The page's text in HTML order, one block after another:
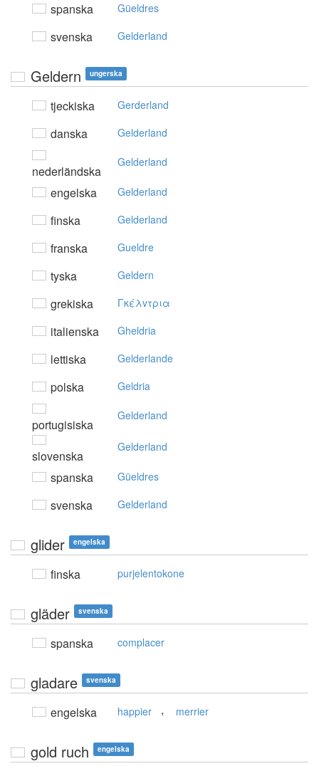
spanska Güeldres
svenska Gelderland
Geldern ungerska
tjeckiska Gerderland
danska Gelderland
nederländska
Gelderland
engelska Gelderland
finska Gelderland
franska Gueldre
tyska Geldern
grekiska Γκέλvτρια
italienska Gheldria
lettiska Gelderlande
polska Geldria
portugisiska
Gelderland
slovenska
Gelderland
spanska Güeldres
svenska Gelderland
glider engelska
finska purjelentokone
gläder svenska
spanska complacer
gladare svenska
engelska happier , merrier
gold ruch engelska